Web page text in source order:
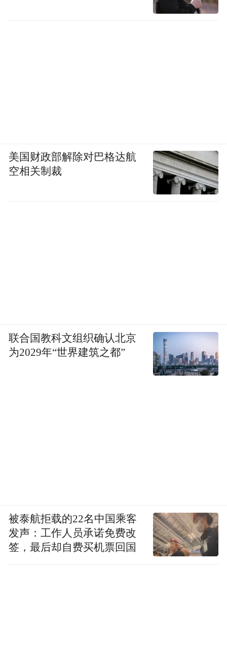
美国财政部解除对巴格达航
空相关制裁
联合国教科文组织确认北京
为2029年“世界建筑之都”
被泰航拒载的22名中国乘客
发声：工作人员承诺免费改
签，最后却自费买机票回国